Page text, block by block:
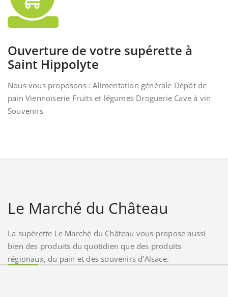
Ouverture de votre supérette à
Saint Hippolyte
Nous vous proposons : Alimentation générale Dépôt de
pain Viennoiserie Fruits et légumes Droguerie Cave à vin
Souvenirs
Le Marché du Château
La supérette Le Marché du Château vous propose aussi
bien des produits du quotidien que des produits
régionaux, du pain et des souvenirs d'Alsace.